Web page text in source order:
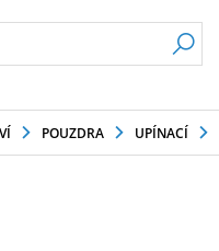
POUZDRA UPÍNACÍ